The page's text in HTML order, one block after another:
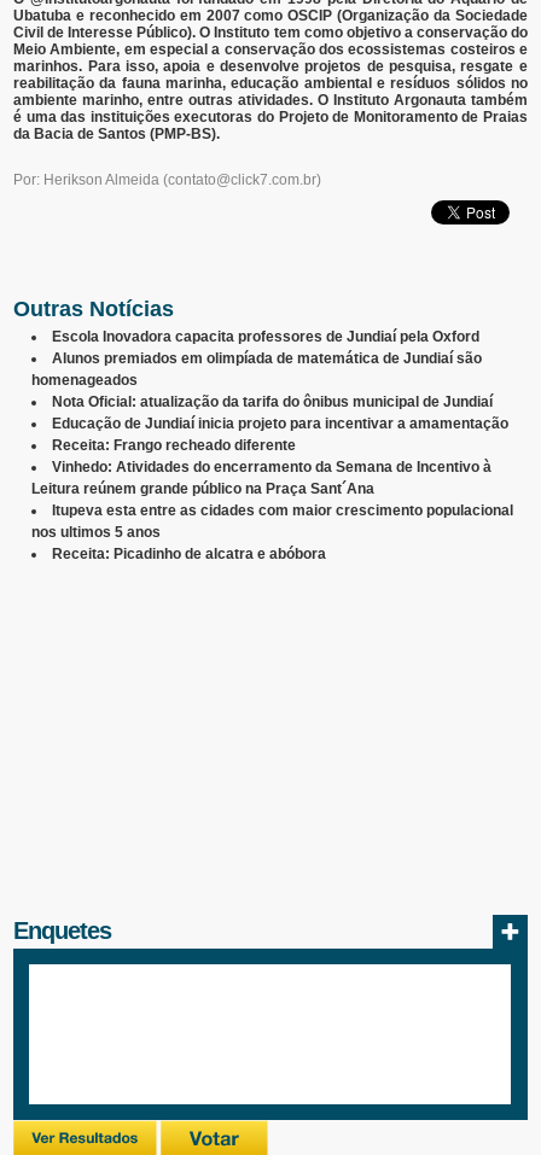
Ubatuba e reconhecido em 2007 como OSCIP (Organização da Sociedade
Civil de Interesse Público). O Instituto tem como objetivo a conservação do
Meio Ambiente, em especial a conservação dos ecossistemas costeiros e
marinhos. Para isso, apoia e desenvolve projetos de pesquisa, resgate e
reabilitação da fauna marinha, educação ambiental e resíduos sólidos no
ambiente marinho, entre outras atividades. O Instituto Argonauta também
é uma das instituições executoras do Projeto de Monitoramento de Praias
da Bacia de Santos (PMP-BS).
Por: Herikson Almeida (contato@click7.com.br)
Outras Notícias
Escola Inovadora capacita professores de Jundiaí pela Oxford
Alunos premiados em olimpíada de matemática de Jundiaí são
homenageados
Nota Oficial: atualização da tarifa do ônibus municipal de Jundiaí
Educação de Jundiaí inicia projeto para incentivar a amamentação
Receita: Frango recheado diferente
Vinhedo: Atividades do encerramento da Semana de Incentivo à
Leitura reúnem grande público na Praça Sant´Ana
Itupeva esta entre as cidades com maior crescimento populacional
nos ultimos 5 anos
Receita: Picadinho de alcatra e abóbora
Enquetes